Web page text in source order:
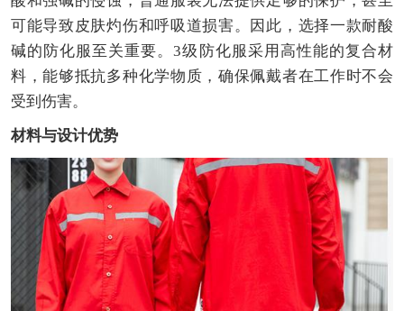
可能导致皮肤灼伤和呼吸道损害。因此，选择一款耐酸
碱的防化服至关重要。3级防化服采用高性能的复合材
料，能够抵抗多种化学物质，确保佩戴者在工作时不会
受到伤害。
材料与设计优势